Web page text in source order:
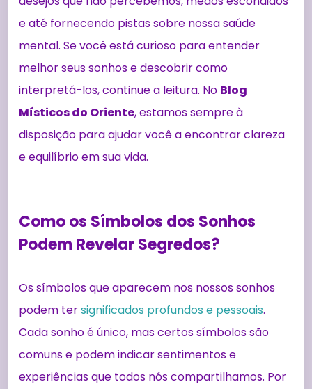
e até fornecendo pistas sobre nossa saúde
mental. Se você está curioso para entender
melhor seus sonhos e descobrir como
interpretá-los, continue a leitura. No Blog
Místicos do Oriente, estamos sempre à
disposição para ajudar você a encontrar clareza
e equilíbrio em sua vida.
Como os Símbolos dos Sonhos
Podem Revelar Segredos?
Os símbolos que aparecem nos nossos sonhos
podem tersignificados profundos e pessoais.
Cada sonho é único, mas certos símbolos são
comuns e podem indicar sentimentos e
experiências que todos nós compartilhamos. Por